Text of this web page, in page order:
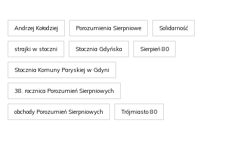
Andrzej Kołodziej Porozumienia Sierpniowe Solidarność
strajki w stoczni Stocznia Gdyńska Sierpień 80
Stocznia Komuny Paryskiej w Gdyni
38. rocznica Porozumień Sierpniowych
obchody Porozumień Sierpniowych Trójmiasto 80